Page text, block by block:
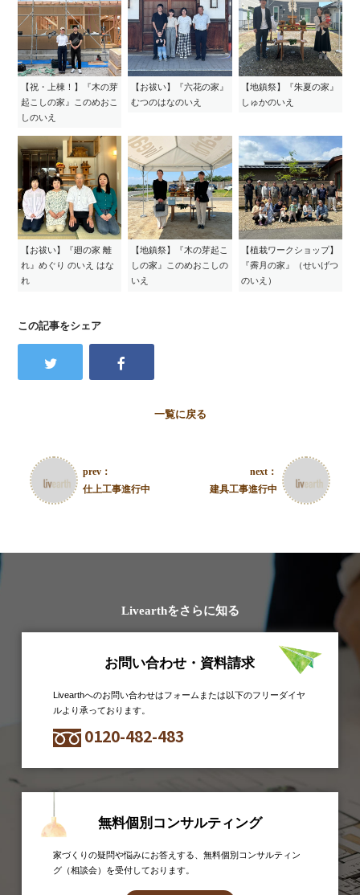
【祝・上棟！】『木の芽
起こしの家』このめおこ
しのいえ
【お祓い】『六花の家』
むつのはなのいえ
【地鎮祭】『朱夏の家』
しゅかのいえ
【お祓い】『廻の家 離
れ』めぐり のいえ はな
れ
【地鎮祭】『木の芽起こ
しの家』このめおこしの
いえ
【植栽ワークショップ】
『霽月の家』（せいげつ
のいえ）
この記事をシェア
一覧に戻る
prev：
仕上工事進行中
next：
建具工事進行中
Livearthをさらに知る
お問い合わせ・資料請求
Livearthへのお問い合わせはフォームまたは以下のフリーダイヤ
ルより承っております。
0120-482-483
無料個別コンサルティング
家づくりの疑問や悩みにお答えする、無料個別コンサルティン
グ（相談会）を受付しております。